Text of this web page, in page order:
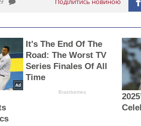
It's The End Of The
Road: The Worst TV
Series Finales Of All
Time
Brainberries